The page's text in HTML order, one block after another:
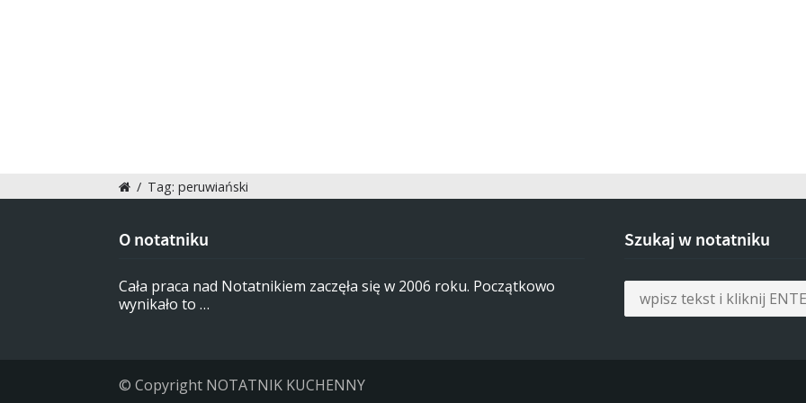
/ Tag: peruwiański
O notatniku
Cała praca nad Notatnikiem zaczęła się w 2006 roku. Początkowo
wynikało to …
Szukaj w notatniku
© Copyright NOTATNIK KUCHENNY